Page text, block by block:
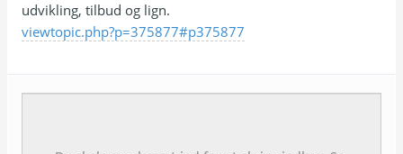
udvikling, tilbud og lign.
viewtopic.php?p=375877#p375877